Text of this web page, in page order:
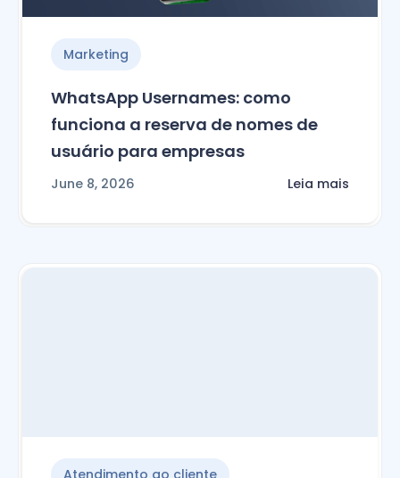
Marketing
WhatsApp Usernames: como
funciona a reserva de nomes de
usuário para empresas
June 8, 2026 Leia mais
Atendimento ao cliente